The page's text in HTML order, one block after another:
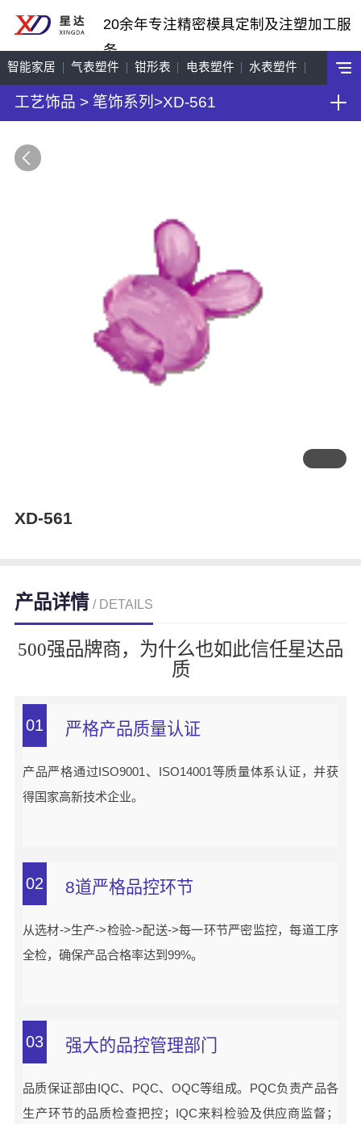
20余年专注精密模具定制及注塑加工服
务
智能家居 气表塑件 钳形表 电表塑件 水表塑件
工艺饰品 机车配件
工艺饰品 > 笔饰系列 >XD-561
XD-561
产品详情 / DETAILS
500强品牌商，为什么也如此信任星达品
质
01 严格产品质量认证
产品严格通过ISO9001、ISO14001等质量体系认证，并获
得国家高新技术企业。
02 8道严格品控环节
从选材->生产->检验->配送->每一环节严密监控，每道工序
全检，确保产品合格率达到99%。
03 强大的品控管理部门
品质保证部由IQC、PQC、OQC等组成。PQC负责产品各
生产环节的品质检查把控；IQC来料检验及供应商监督；